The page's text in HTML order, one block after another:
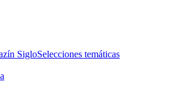
SigloSelecciones temáticas